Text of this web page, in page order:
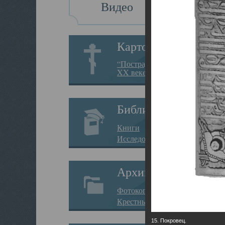
Видео
Картотека
“Пострадавшие за веру в
XX веке на Севере”
Библиотека
Книги
Исследования
Архив
Фотокопии дел
Крестные ходы
15. Покровец.